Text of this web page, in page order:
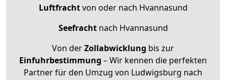
Luftfrachtvon oder nach Hvannasund
Seefrachtnach Hvannasund
Von derZollabwicklung bis zur
Einfuhrbestimmung – Wir kennen die perfekten
Partner für den Umzug von Ludwigsburg nach